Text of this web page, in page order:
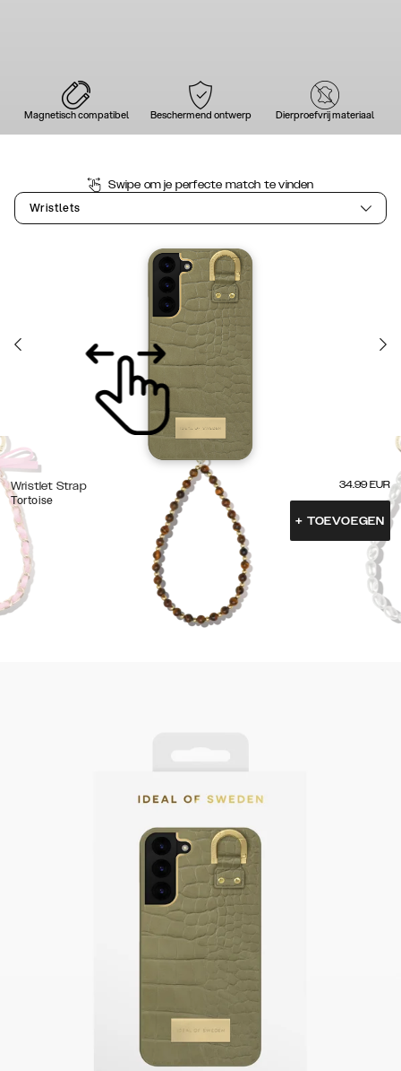
Magnetisch compatibel Beschermend ontwerp Dierproefvrij materiaal
Swipe om je perfecte match te vinden
Wristlets
Wristlet Strap
Tortoise
34.99 EUR
+ TOEVOEGEN